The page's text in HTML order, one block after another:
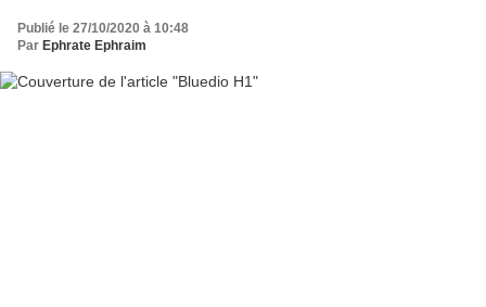
Publié le 27/10/2020 à 10:48
Par Ephrate Ephraim